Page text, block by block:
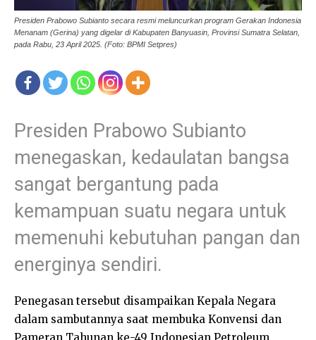
Presiden Prabowo Subianto secara resmi meluncurkan program Gerakan Indonesia
Menanam (Gerina) yang digelar di Kabupaten Banyuasin, Provinsi Sumatra Selatan,
pada Rabu, 23 April 2025. (Foto: BPMI Setpres)
Presiden Prabowo Subianto
menegaskan, kedaulatan bangsa
sangat bergantung pada
kemampuan suatu negara untuk
memenuhi kebutuhan pangan dan
energinya sendiri.
Penegasan tersebut disampaikan Kepala Negara
dalam sambutannya saat membuka Konvensi dan